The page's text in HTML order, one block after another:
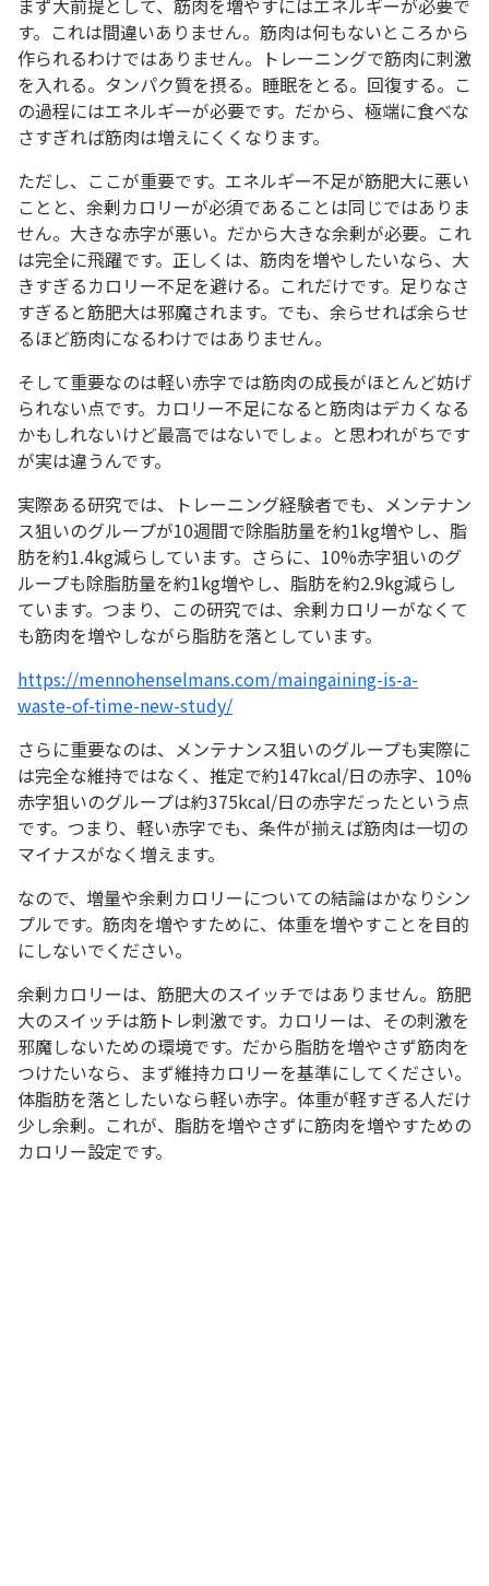
まず大前提として、筋肉を増やすにはエネルギーが必要で
す。これは間違いありません。筋肉は何もないところから
作られるわけではありません。トレーニングで筋肉に刺激
を入れる。タンパク質を摂る。睡眠をとる。回復する。こ
の過程にはエネルギーが必要です。だから、極端に食べな
さすぎれば筋肉は増えにくくなります。
ただし、ここが重要です。エネルギー不足が筋肥大に悪い
ことと、余剰カロリーが必須であることは同じではありま
せん。大きな赤字が悪い。だから大きな余剰が必要。これ
は完全に飛躍です。正しくは、筋肉を増やしたいなら、大
きすぎるカロリー不足を避ける。これだけです。足りなさ
すぎると筋肥大は邪魔されます。でも、余らせれば余らせ
るほど筋肉になるわけではありません。
そして重要なのは軽い赤字では筋肉の成長がほとんど妨げ
られない点です。カロリー不足になると筋肉はデカくなる
かもしれないけど最高ではないでしょ。と思われがちです
が実は違うんです。
実際ある研究では、トレーニング経験者でも、メンテナン
ス狙いのグループが10週間で除脂肪量を約1kg増やし、脂
肪を約1.4kg減らしています。さらに、10%赤字狙いのグ
ループも除脂肪量を約1kg増やし、脂肪を約2.9kg減らし
ています。つまり、この研究では、余剰カロリーがなくて
も筋肉を増やしながら脂肪を落としています。
https://mennohenselmans.com/maingaining-is-a-
waste-of-time-new-study/
さらに重要なのは、メンテナンス狙いのグループも実際に
は完全な維持ではなく、推定で約147kcal/日の赤字、10%
赤字狙いのグループは約375kcal/日の赤字だったという点
です。つまり、軽い赤字でも、条件が揃えば筋肉は一切の
マイナスがなく増えます。
なので、増量や余剰カロリーについての結論はかなりシン
プルです。筋肉を増やすために、体重を増やすことを目的
にしないでください。
余剰カロリーは、筋肥大のスイッチではありません。筋肥
大のスイッチは筋トレ刺激です。カロリーは、その刺激を
邪魔しないための環境です。だから脂肪を増やさず筋肉を
つけたいなら、まず維持カロリーを基準にしてください。
体脂肪を落としたいなら軽い赤字。体重が軽すぎる人だけ
少し余剰。これが、脂肪を増やさずに筋肉を増やすための
カロリー設定です。